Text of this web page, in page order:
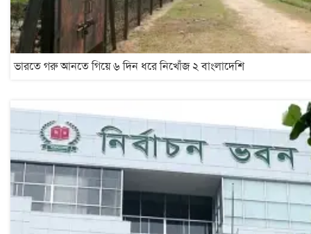
ভারতে গরু আনতে গিয়ে ৬ দিন ধরে নিখোঁজ ২ বাংলাদেশি